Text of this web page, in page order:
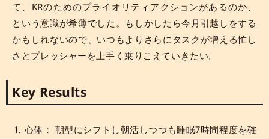
て、KRのためのプライオリティアクションがあるのか、
という意識が希薄でした。もしかしたら今月引越しをする
かもしれないので、いつもよりさらにタスクが増える忙し
さとプレッシャーを上手く乗りこえていきたい。
Key Results
心体： 朝型にシフトし朝活しつつも睡眠7時間程度を確